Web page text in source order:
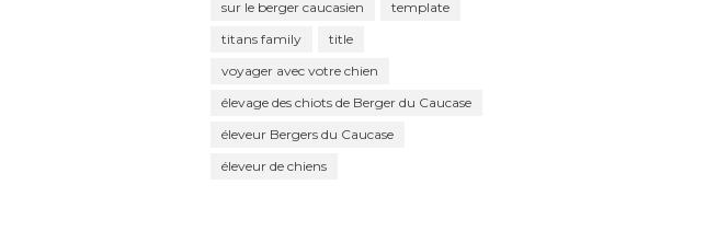
sur le berger caucasien
template
titans family
title
voyager avec votre chien
élevage des chiots de Berger du Caucase
éleveur Bergers du Caucase
éleveur de chiens